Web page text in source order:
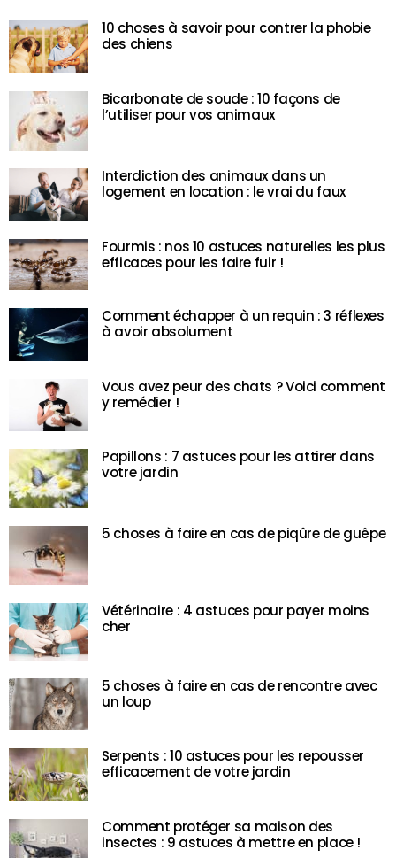
10 choses à savoir pour contrer la phobie
des chiens
Bicarbonate de soude : 10 façons de
l’utiliser pour vos animaux
Interdiction des animaux dans un
logement en location : le vrai du faux
Fourmis : nos 10 astuces naturelles les plus
efficaces pour les faire fuir !
Comment échapper à un requin : 3 réflexes
à avoir absolument
Vous avez peur des chats ? Voici comment
y remédier !
Papillons : 7 astuces pour les attirer dans
votre jardin
5 choses à faire en cas de piqûre de guêpe
Vétérinaire : 4 astuces pour payer moins
cher
5 choses à faire en cas de rencontre avec
un loup
Serpents : 10 astuces pour les repousser
efficacement de votre jardin
Comment protéger sa maison des
insectes : 9 astuces à mettre en place !